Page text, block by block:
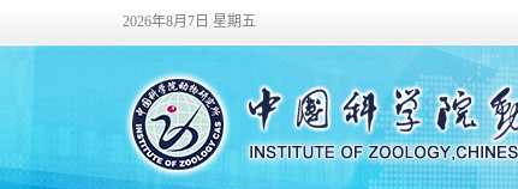
2026年8月7日 星期五